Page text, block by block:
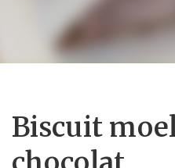
Biscuit